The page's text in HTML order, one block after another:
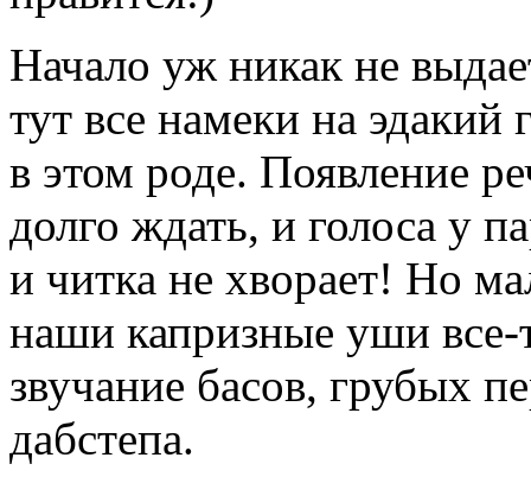
Начало уж никак не
тут все намеки на
в этом роде. Появление
долго ждать, и голоса у
и читка не хворает! Но
наши капризные уши все-
звучание басов, грубых
дабстепа.